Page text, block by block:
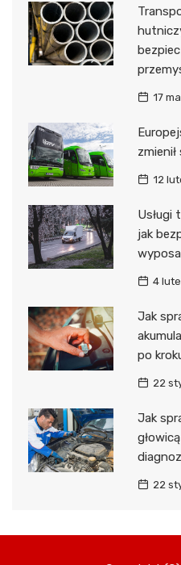
17
12
Usługi
jak
4
Jak
po
22
Jak
22